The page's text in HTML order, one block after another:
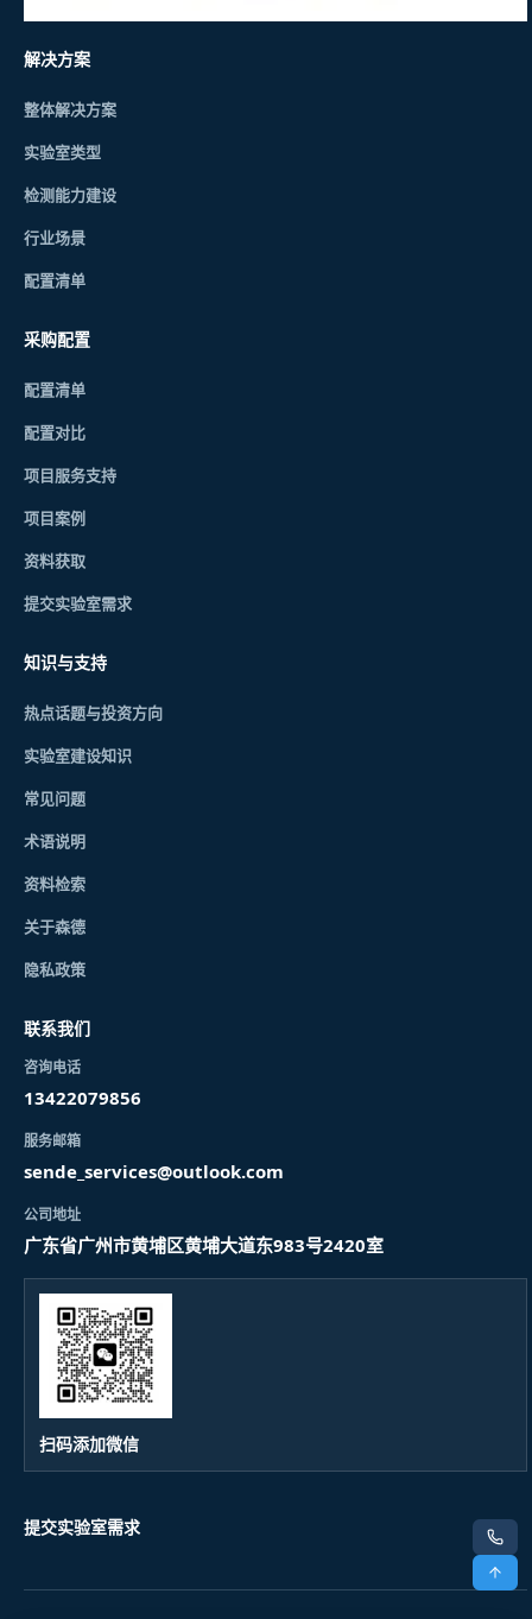
电话
顶部
解决方案
整体解决方案
实验室类型
检测能力建设
行业场景
配置清单
采购配置
配置清单
配置对比
项目服务支持
项目案例
资料获取
提交实验室需求
知识与支持
热点话题与投资方向
实验室建设知识
常见问题
术语说明
资料检索
关于森德
隐私政策
联系我们
咨询电话
13422079856
服务邮箱
sende_services@outlook.com
公司地址
广东省广州市黄埔区黄埔大道东983号2420室
扫码添加微信
提交实验室需求